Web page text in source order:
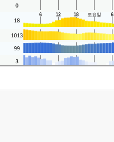
0
18
1013
99
3